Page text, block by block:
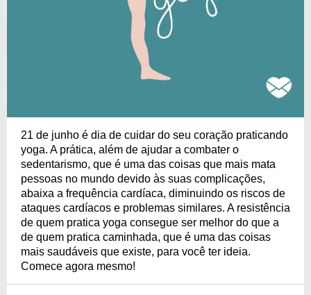
21 de junho é dia de cuidar do seu coração praticando
yoga. A prática, além de ajudar a combater o
sedentarismo, que é uma das coisas que mais mata
pessoas no mundo devido às suas complicações,
abaixa a frequência cardíaca, diminuindo os riscos de
ataques cardíacos e problemas similares. A resistência
de quem pratica yoga consegue ser melhor do que a
de quem pratica caminhada, que é uma das coisas
mais saudáveis que existe, para você ter ideia.
Comece agora mesmo!